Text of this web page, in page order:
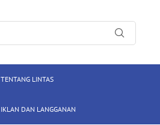
TENTANG LINTAS
IKLAN DAN LANGGANAN